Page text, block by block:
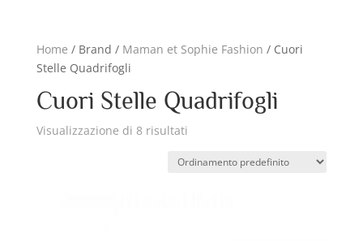
Home / Brand / Maman et Sophie Fashion / Cuori
Stelle Quadrifogli
Cuori Stelle Quadrifogli
Visualizzazione di 8 risultati